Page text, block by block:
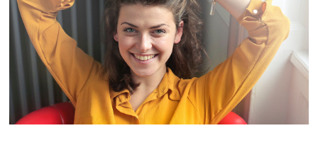
TOEFL 托福課程
開口溜英文
旅遊英文
基礎字彙
情境閱讀
主題課程
英語俱樂部
ECAM
Let's Talk
日語
韓語
西班牙語
更多
一對一家教
企業訓練
活動花絮
企業服務
Recruiting